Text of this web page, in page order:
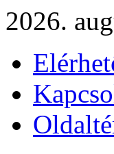
2026.